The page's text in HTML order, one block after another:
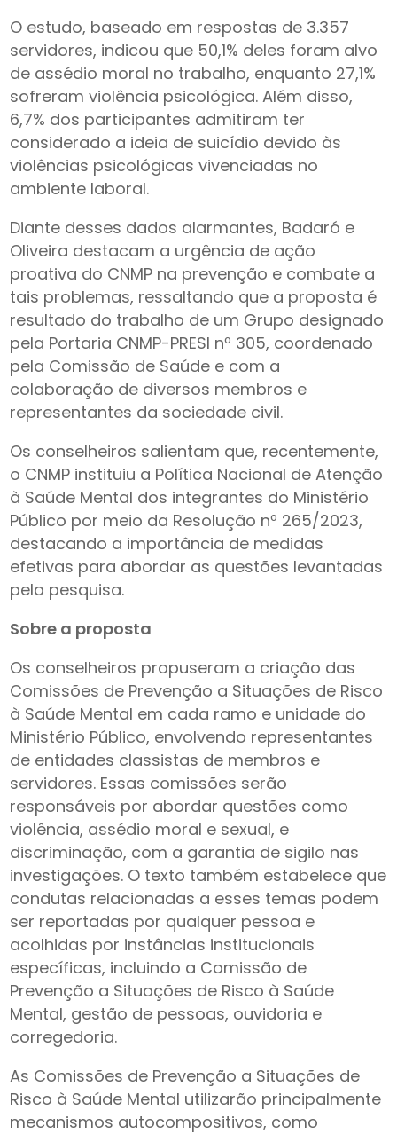
O estudo, baseado em respostas de 3.357
servidores, indicou que 50,1% deles foram alvo
de assédio moral no trabalho, enquanto 27,1%
sofreram violência psicológica. Além disso,
6,7% dos participantes admitiram ter
considerado a ideia de suicídio devido às
violências psicológicas vivenciadas no
ambiente laboral.
Diante desses dados alarmantes, Badaró e
Oliveira destacam a urgência de ação
proativa do CNMP na prevenção e combate a
tais problemas, ressaltando que a proposta é
resultado do trabalho de um Grupo designado
pela Portaria CNMP-PRESI nº 305, coordenado
pela Comissão de Saúde e com a
colaboração de diversos membros e
representantes da sociedade civil.
Os conselheiros salientam que, recentemente,
o CNMP instituiu a Política Nacional de Atenção
à Saúde Mental dos integrantes do Ministério
Público por meio da Resolução nº 265/2023,
destacando a importância de medidas
efetivas para abordar as questões levantadas
pela pesquisa.
Sobre a proposta
Os conselheiros propuseram a criação das
Comissões de Prevenção a Situações de Risco
à Saúde Mental em cada ramo e unidade do
Ministério Público, envolvendo representantes
de entidades classistas de membros e
servidores. Essas comissões serão
responsáveis por abordar questões como
violência, assédio moral e sexual, e
discriminação, com a garantia de sigilo nas
investigações. O texto também estabelece que
condutas relacionadas a esses temas podem
ser reportadas por qualquer pessoa e
acolhidas por instâncias institucionais
específicas, incluindo a Comissão de
Prevenção a Situações de Risco à Saúde
Mental, gestão de pessoas, ouvidoria e
corregedoria.
As Comissões de Prevenção a Situações de
Risco à Saúde Mental utilizarão principalmente
mecanismos autocompositivos, como